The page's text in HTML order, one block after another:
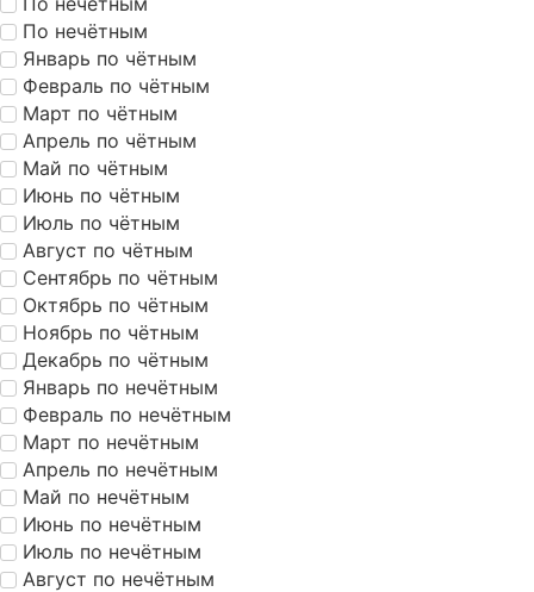
По нечётным
Январь по чётным
Февраль по чётным
Март по чётным
Апрель по чётным
Май по чётным
Июнь по чётным
Июль по чётным
Август по чётным
Сентябрь по чётным
Октябрь по чётным
Ноябрь по чётным
Декабрь по чётным
Январь по нечётным
Февраль по нечётным
Март по нечётным
Апрель по нечётным
Май по нечётным
Июнь по нечётным
Июль по нечётным
Август по нечётным